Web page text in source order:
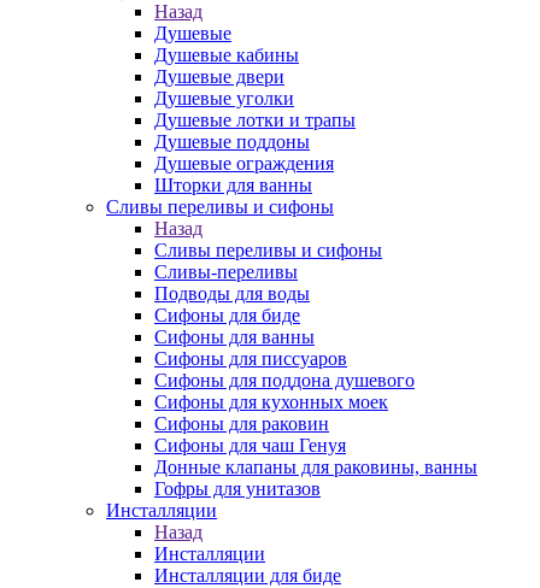
Назад
Душевые
Душевые кабины
Душевые двери
Душевые уголки
Душевые лотки и трапы
Душевые поддоны
Душевые ограждения
Шторки для ванны
Сливы переливы и сифоны
Назад
Сливы переливы и сифоны
Сливы-переливы
Подводы для воды
Сифоны для биде
Сифоны для ванны
Сифоны для писсуаров
Сифоны для поддона душевого
Сифоны для кухонных моек
Сифоны для раковин
Сифоны для чаш Генуя
Донные клапаны для раковины, ванны
Гофры для унитазов
Инсталляции
Назад
Инсталляции
Инсталляции для биде